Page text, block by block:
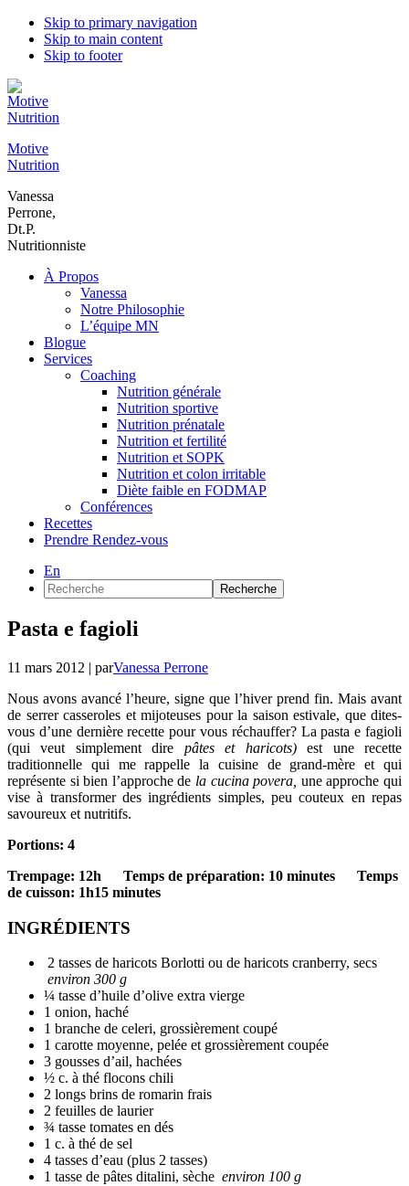
Skip to primary navigation
Skip to main content
Skip to footer
Motive
Nutrition
Vanessa
Perrone,
Dt.P.
Nutritionniste
À Propos
Vanessa
Notre Philosophie
L’équipe MN
Blogue
Services
Coaching
Nutrition générale
Nutrition sportive
Nutrition prénatale
Nutrition et fertilité
Nutrition et SOPK
Nutrition et colon irritable
Diète faible en FODMAP
Conférences
Recettes
Prendre Rendez-vous
En
Recherche
Pasta e fagioli
11 mars 2012 | parVanessa Perrone
Nous avons avancé l’heure, signe que l’hiver prend fin. Mais avant
de serrer casseroles et mijoteuses pour la saison estivale, que dites-
vous d’une dernière recette pour vous réchauffer? La pasta e fagioli
(qui veut simplement dire pâtes et haricots)est une recette
traditionnelle qui me rappelle la cuisine de grand-mère et qui
représente si bien l’approche de la cucina povera, une approche qui
vise à transformer des ingrédients simples, peu couteux en repas
savoureux et nutritifs.
Portions: 4
Trempage: 12h Temps de préparation: 10 minutes Temps
de cuisson: 1h15 minutes
INGRÉDIENTS
2 tasses de haricots Borlotti ou de haricots cranberry, secs
environ 300 g
¼ tasse d’huile d’olive extra vierge
1 onion, haché
1 branche de celeri, grossièrement coupé
1 carotte moyenne, pelée et grossièrement coupée
3 gousses d’ail, hachées
½ c. à thé flocons chili
2 longs brins de romarin frais
2 feuilles de laurier
¾ tasse tomates en dés
1 c. à thé de sel
4 tasses d’eau (plus 2 tasses)
1 tasse de pâtes ditalini, sèche environ 100 g